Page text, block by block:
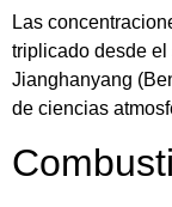
Las
triplicado desde
Jianghanyang
de ciencias